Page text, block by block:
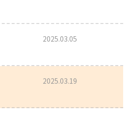
2025.03.05
2025.03.19